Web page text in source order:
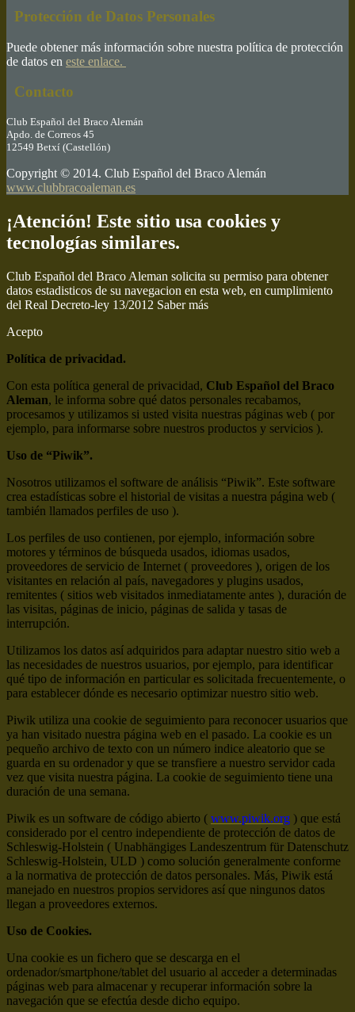
Protección de Datos Personales
Puede obtener más información sobre nuestra política de protección
de datos en este enlace.
Contacto
Club Español del Braco Alemán
Apdo. de Correos 45
12549 Betxí (Castellón)
Copyright © 2014. Club Español del Braco Alemán
www.clubbracoaleman.es
¡Atención! Este sitio usa cookies y
tecnologías similares.
Club Español del Braco Aleman solicita su permiso para obtener
datos estadisticos de su navegacion en esta web, en cumplimiento
del Real Decreto-ley 13/2012 Saber más
Acepto
Política de privacidad.
Con esta política general de privacidad, Club Español del Braco
Aleman, le informa sobre qué datos personales recabamos,
procesamos y utilizamos si usted visita nuestras páginas web ( por
ejemplo, para informarse sobre nuestros productos y servicios ).
Uso de “Piwik”.
Nosotros utilizamos el software de análisis “Piwik”. Este software
crea estadísticas sobre el historial de visitas a nuestra página web (
también llamados perfiles de uso ).
Los perfiles de uso contienen, por ejemplo, información sobre
motores y términos de búsqueda usados, idiomas usados,
proveedores de servicio de Internet ( proveedores ), origen de los
visitantes en relación al país, navegadores y plugins usados,
remitentes ( sitios web visitados inmediatamente antes ), duración de
las visitas, páginas de inicio, páginas de salida y tasas de
interrupción.
Utilizamos los datos así adquiridos para adaptar nuestro sitio web a
las necesidades de nuestros usuarios, por ejemplo, para identificar
qué tipo de información en particular es solicitada frecuentemente, o
para establecer dónde es necesario optimizar nuestro sitio web.
Piwik utiliza una cookie de seguimiento para reconocer usuarios que
ya han visitado nuestra página web en el pasado. La cookie es un
pequeño archivo de texto con un número indice aleatorio que se
guarda en su ordenador y que se transfiere a nuestro servidor cada
vez que visita nuestra página. La cookie de seguimiento tiene una
duración de una semana.
Piwik es un software de código abierto ( www.piwik.org ) que está
considerado por el centro independiente de protección de datos de
Schleswig-Holstein ( Unabhängiges Landeszentrum für Datenschutz
Schleswig-Holstein, ULD ) como solución generalmente conforme
a la normativa de protección de datos personales. Más, Piwik está
manejado en nuestros propios servidores así que ningunos datos
llegan a proveedores externos.
Uso de Cookies.
Una cookie es un fichero que se descarga en el
ordenador/smartphone/tablet del usuario al acceder a determinadas
páginas web para almacenar y recuperar información sobre la
navegación que se efectúa desde dicho equipo.